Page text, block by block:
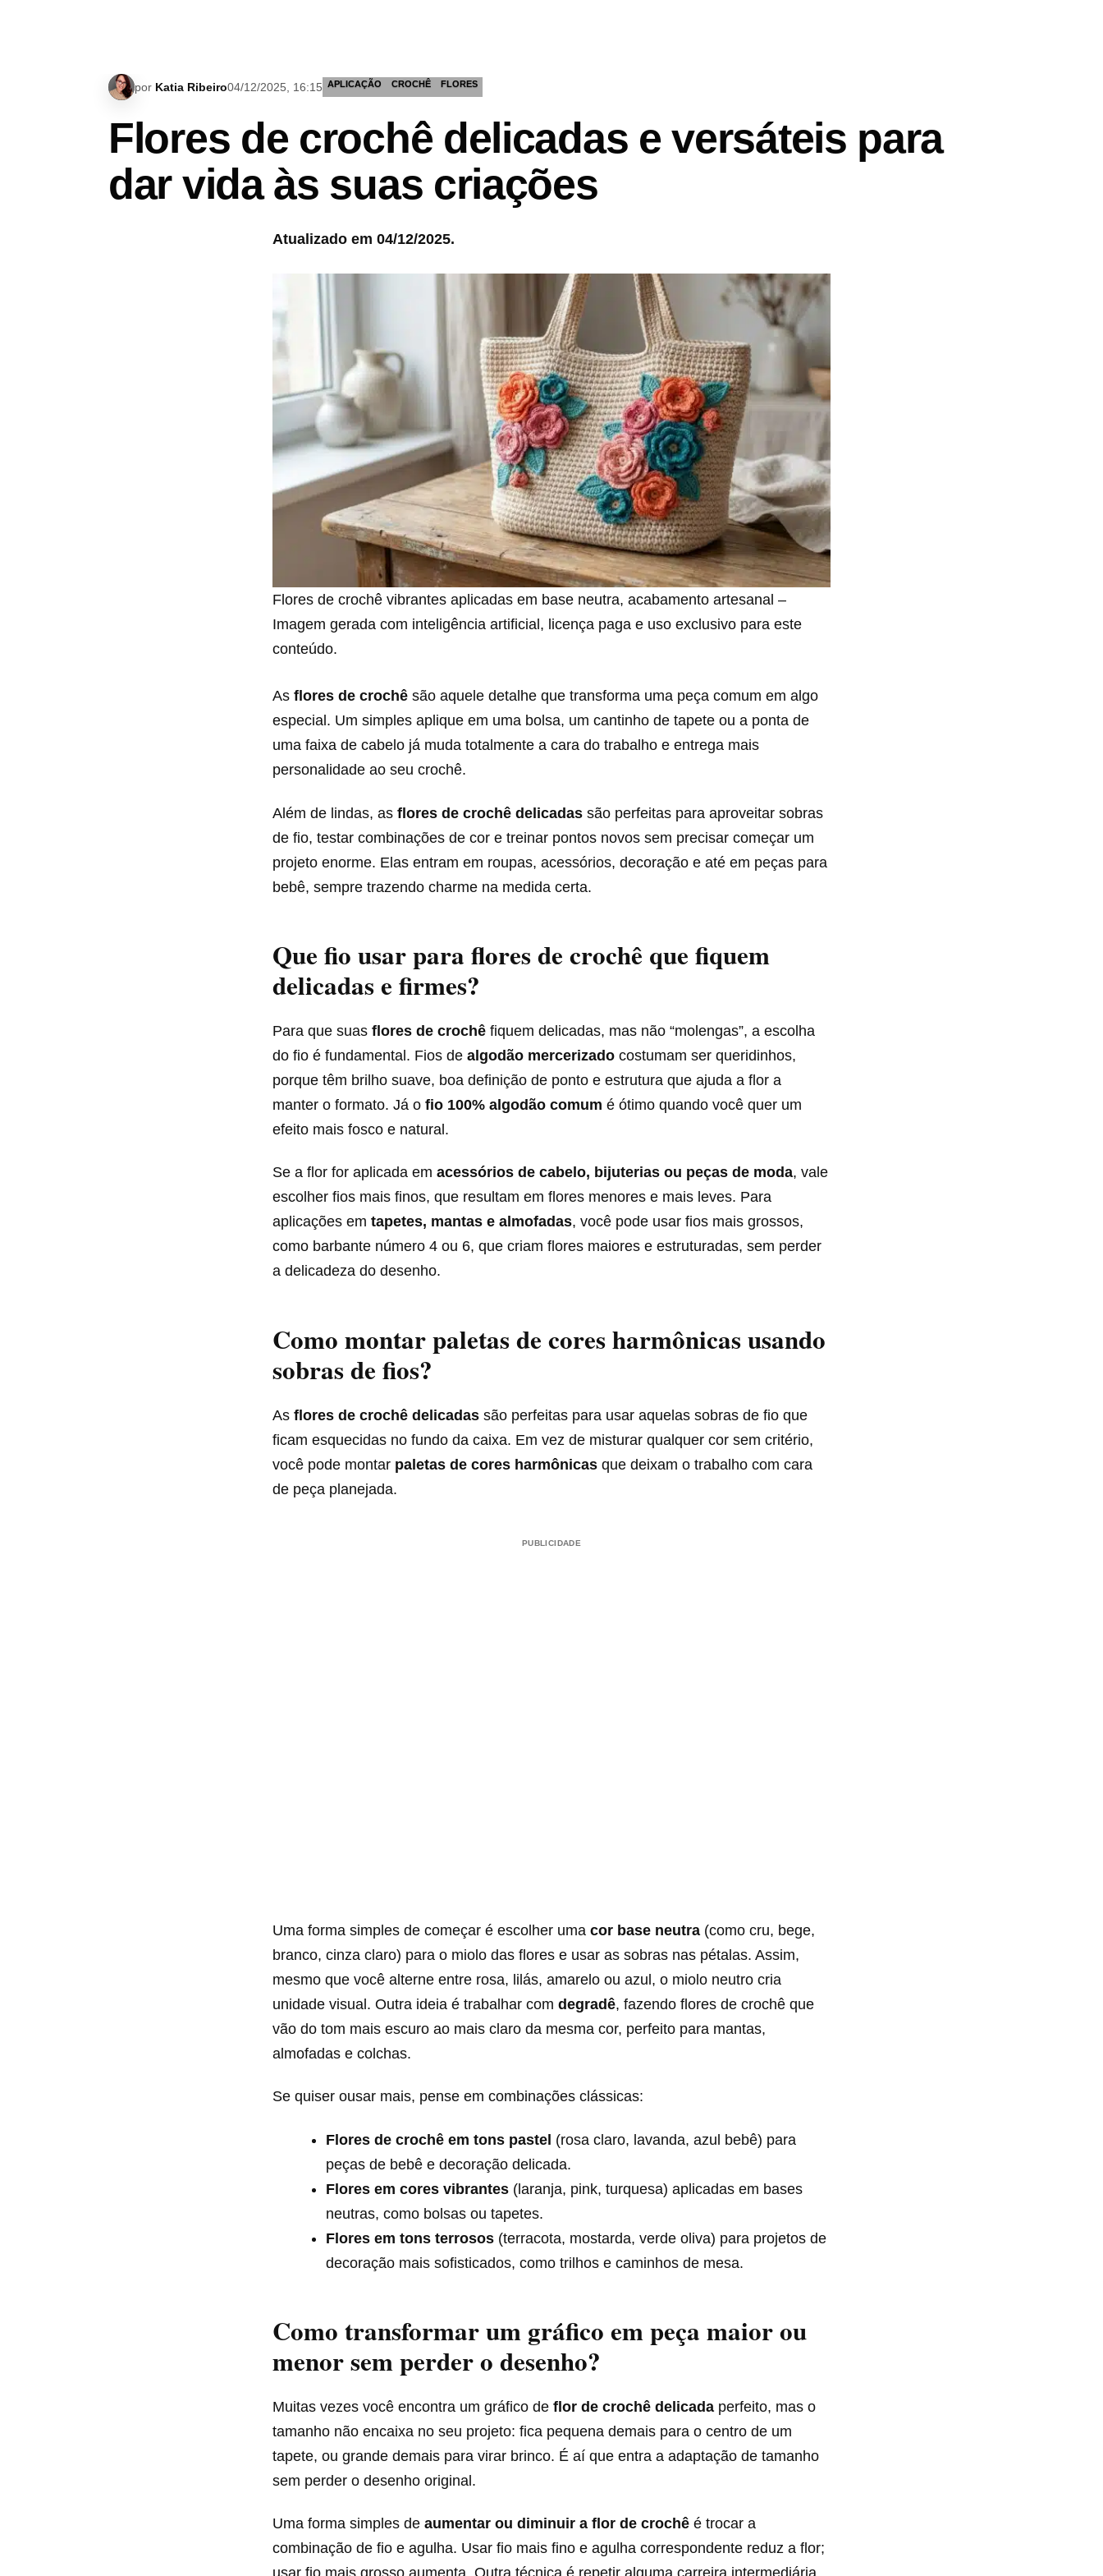
por Katia Ribeiro04/12/2025, 16:15 APLICAÇÃO CROCHÊ FLORES
Flores de crochê delicadas e versáteis para
dar vida às suas criações
Atualizado em 04/12/2025.
Flores de crochê vibrantes aplicadas em base neutra, acabamento artesanal –
Imagem gerada com inteligência artificial, licença paga e uso exclusivo para este
conteúdo.
As flores de crochê são aquele detalhe que transforma uma peça comum em algo
especial. Um simples aplique em uma bolsa, um cantinho de tapete ou a ponta de
uma faixa de cabelo já muda totalmente a cara do trabalho e entrega mais
personalidade ao seu crochê.
Além de lindas, as flores de crochê delicadas são perfeitas para aproveitar sobras
de fio, testar combinações de cor e treinar pontos novos sem precisar começar um
projeto enorme. Elas entram em roupas, acessórios, decoração e até em peças para
bebê, sempre trazendo charme na medida certa.
Que fio usar para flores de crochê que fiquem
delicadas e firmes?
Para que suas flores de crochê fiquem delicadas, mas não “molengas”, a escolha
do fio é fundamental. Fios de algodão mercerizado costumam ser queridinhos,
porque têm brilho suave, boa definição de ponto e estrutura que ajuda a flor a
manter o formato. Já o fio 100% algodão comum é ótimo quando você quer um
efeito mais fosco e natural.
Se a flor for aplicada em acessórios de cabelo, bijuterias ou peças de moda, vale
escolher fios mais finos, que resultam em flores menores e mais leves. Para
aplicações em tapetes, mantas e almofadas, você pode usar fios mais grossos,
como barbante número 4 ou 6, que criam flores maiores e estruturadas, sem perder
a delicadeza do desenho.
Como montar paletas de cores harmônicas usando
sobras de fios?
As flores de crochê delicadas são perfeitas para usar aquelas sobras de fio que
ficam esquecidas no fundo da caixa. Em vez de misturar qualquer cor sem critério,
você pode montar paletas de cores harmônicas que deixam o trabalho com cara
de peça planejada.
PUBLICIDADE
Uma forma simples de começar é escolher uma cor base neutra (como cru, bege,
branco, cinza claro) para o miolo das flores e usar as sobras nas pétalas. Assim,
mesmo que você alterne entre rosa, lilás, amarelo ou azul, o miolo neutro cria
unidade visual. Outra ideia é trabalhar com degradê, fazendo flores de crochê que
vão do tom mais escuro ao mais claro da mesma cor, perfeito para mantas,
almofadas e colchas.
Se quiser ousar mais, pense em combinações clássicas:
Flores de crochê em tons pastel (rosa claro, lavanda, azul bebê) para
peças de bebê e decoração delicada.
Flores em cores vibrantes (laranja, pink, turquesa) aplicadas em bases
neutras, como bolsas ou tapetes.
Flores em tons terrosos (terracota, mostarda, verde oliva) para projetos de
decoração mais sofisticados, como trilhos e caminhos de mesa.
Como transformar um gráfico em peça maior ou
menor sem perder o desenho?
Muitas vezes você encontra um gráfico de flor de crochê delicada perfeito, mas o
tamanho não encaixa no seu projeto: fica pequena demais para o centro de um
tapete, ou grande demais para virar brinco. É aí que entra a adaptação de tamanho
sem perder o desenho original.
Uma forma simples de aumentar ou diminuir a flor de crochê é trocar a
combinação de fio e agulha. Usar fio mais fino e agulha correspondente reduz a flor;